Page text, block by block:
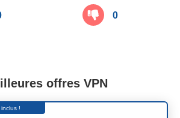
0
offres VPN
!